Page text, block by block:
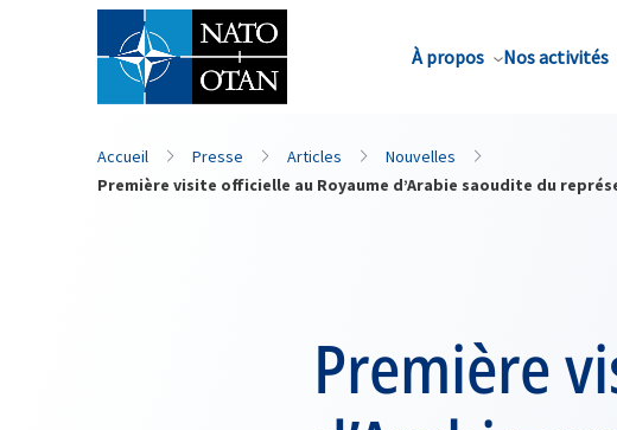
À propos Nos activités
Nom de famille*
Accueil Presse Articles
Nouvelles
Première visite officielle au Royaume d’Arabie saoudite du
Première